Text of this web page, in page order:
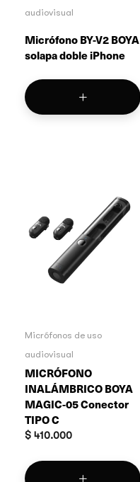
audiovisual
Micrófono BY-V2 BOYA
solapa doble iPhone
Micrófonos de uso
audiovisual
MICRÓFONO
INALÁMBRICO BOYA
MAGIC-05 Conector
TIPO C
$ 410.000